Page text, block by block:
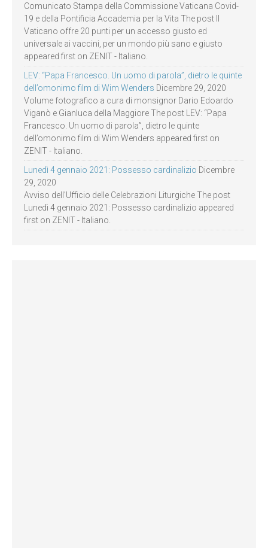
Comunicato Stampa della Commissione Vaticana Covid-
19 e della Pontificia Accademia per la Vita The post Il
Vaticano offre 20 punti per un accesso giusto ed
universale ai vaccini, per un mondo più sano e giusto
appeared first on ZENIT - Italiano.
LEV: “Papa Francesco. Un uomo di parola”, dietro le quinte
dell’omonimo film di Wim Wenders Dicembre 29, 2020
Volume fotografico a cura di monsignor Dario Edoardo
Viganò e Gianluca della Maggiore The post LEV: “Papa
Francesco. Un uomo di parola”, dietro le quinte
dell’omonimo film di Wim Wenders appeared first on
ZENIT - Italiano.
Lunedì 4 gennaio 2021: Possesso cardinalizio Dicembre
29, 2020
Avviso dell’Ufficio delle Celebrazioni Liturgiche The post
Lunedì 4 gennaio 2021: Possesso cardinalizio appeared
first on ZENIT - Italiano.